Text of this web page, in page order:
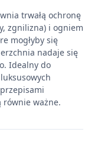
trwałą ochronę
zgnilizna) i ogniem
mogłyby się
nadaje się
Idealny do
równie ważne.